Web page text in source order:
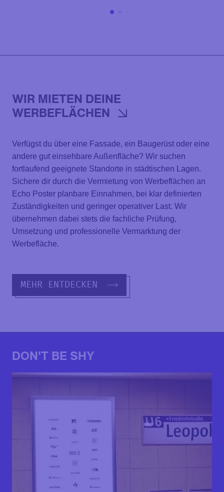
WIR MIETEN DEINE
WERBEFLÄCHEN
Verfügst du über eine Fassade, ein Baugerüst oder eine
andere gut einsehbare Außenfläche? Wir suchen
fortlaufend geeignete Standorte in städtischen Lagen.
Sichere dir durch die Vermietung von Werbeflächen an
Echo Poster planbare Einnahmen, bei klar definierten
Zuständigkeiten und geringer operativer Last. Wir
übernehmen dabei stets die fachliche Prüfung,
Umsetzung und professionelle Vermarktung der
Werbefläche.
MEHR ENTDECKEN
DON'T BE SHY